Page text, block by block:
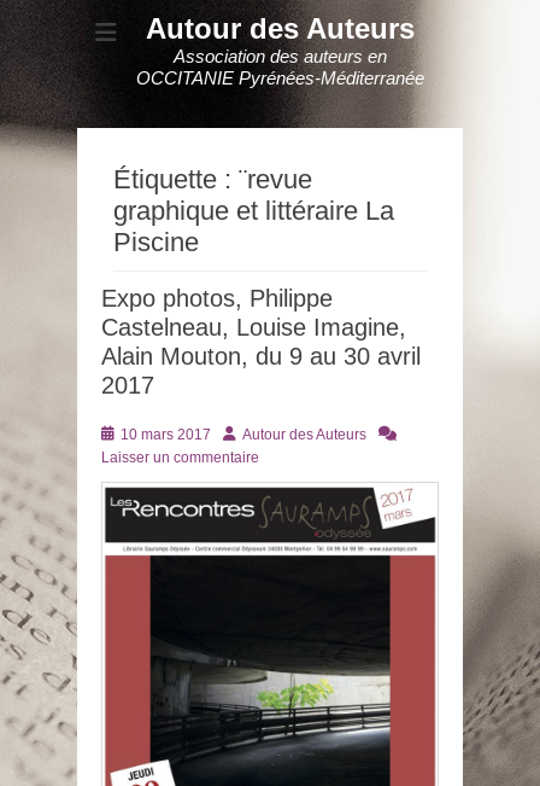
Autour des Auteurs
Association des auteurs en
OCCITANIE Pyrénées-Méditerranée
Étiquette : ¨revue
graphique et littéraire La
Piscine
Expo photos, Philippe
Castelneau, Louise Imagine,
Alain Mouton, du 9 au 30 avril
2017
Posté
le
10 mars 2017 AuteurAutour des Auteurs
Laisser un commentaire